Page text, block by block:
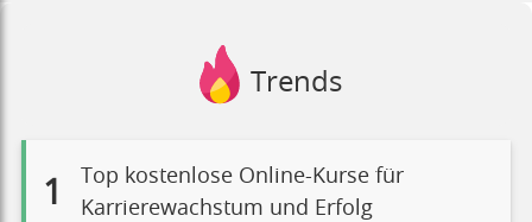
Trends
1
Top kostenlose Online-Kurse für
Karrierewachstum und Erfolg